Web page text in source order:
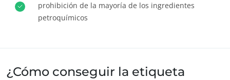
Rumania (rumano)
prohibición de la mayoría de los ingredientes
petroquímicos
¿Cómo conseguir la etiqueta